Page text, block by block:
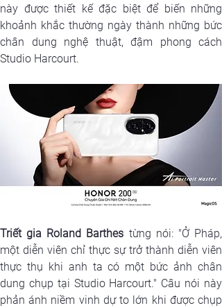
này được thiết kế đặc biệt để biến những
khoảnh khắc thường ngày thành những bức
chân dung nghệ thuật, đậm phong cách
Studio Harcourt.
Triết gia Roland Barthes từng nói: "Ở Pháp,
một diễn viên chỉ thực sự trở thành diễn viên
thực thụ khi anh ta có một bức ảnh chân
dung chụp tại Studio Harcourt." Câu nói này
phản ánh niềm vinh dự to lớn khi được chụp